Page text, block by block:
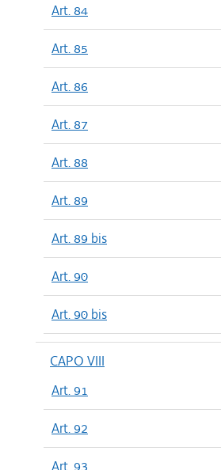
Art. 84
Art. 85
Art. 86
Art. 87
Art. 88
Art. 89
Art. 89 bis
Art. 90
Art. 90 bis
CAPO VIII
Art. 91
Art. 92
Art. 93